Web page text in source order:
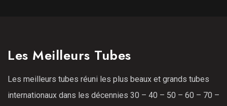
Les Meilleurs Tubes
Les meilleurs tubes réuni les plus beaux et grands tubes
internationaux dans les décennies 30 – 40 – 50 – 60 – 70 –